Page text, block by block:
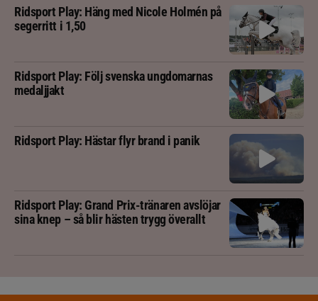
Ridsport Play: Häng med Nicole Holmén på
segerritt i 1,50
Ridsport Play: Följ svenska ungdomarnas
medaljjakt
Ridsport Play: Hästar flyr brand i panik
Ridsport Play: Grand Prix-tränaren avslöjar
sina knep – så blir hästen trygg överallt